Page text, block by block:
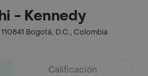
- Kennedy
Bogotá, D.C., Colombia
Calificación